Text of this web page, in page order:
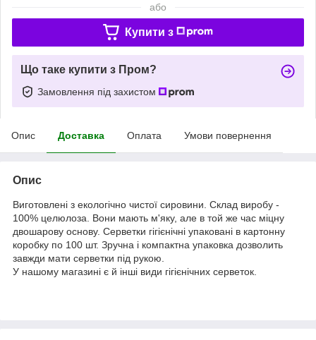
або
Купити з
Що таке купити з Пром?
Замовлення під захистом
Опис Доставка Оплата Умови повернення
Опис
Виготовлені з екологічно чистої сировини. Склад виробу -
100% целюлоза. Вони мають м'яку, але в той же час міцну
двошарову основу. Серветки гігієнічні упаковані в картонну
коробку по 100 шт. Зручна і компактна упаковка дозволить
завжди мати серветки під рукою.
У нашому магазині є й інші види гігієнічних серветок.